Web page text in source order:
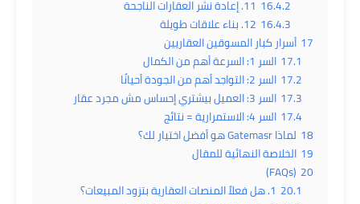
16.4.2 11. إعادة نشر العقارات الناجحة
16.4.3 12. بناء علاقات طويلة
17 أسرار كبار المسوقين العقاريين
17.1 السر 1: السرعة أهم من الكمال
17.2 السر 2: التواجد أهم من الجودة أحيانًا
17.3 السر 3: العميل بيشتري إحساس مش مجرد عقار
17.4 السر 4: الاستمرارية = نتائج
18 لماذا Gatemasr هو أفضل اختيار لك؟
19 الخلاصة النهائية للمقال
20
(FAQs)
20.1 1. هل فعلاً المنصات العقارية بتزود المبيعات؟